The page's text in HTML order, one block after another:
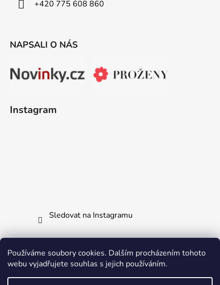
Používáme soubory cookies. Dalším procházením tohoto
webu vyjadřujete souhlas s jejich používáním.
+420 775 608 860
NAPSALI O NÁS
Instagram
Sledovat na Instagramu
Jak vrátit či reklamovat zboží Všechny naše produkty
Ochrana osobních údajů